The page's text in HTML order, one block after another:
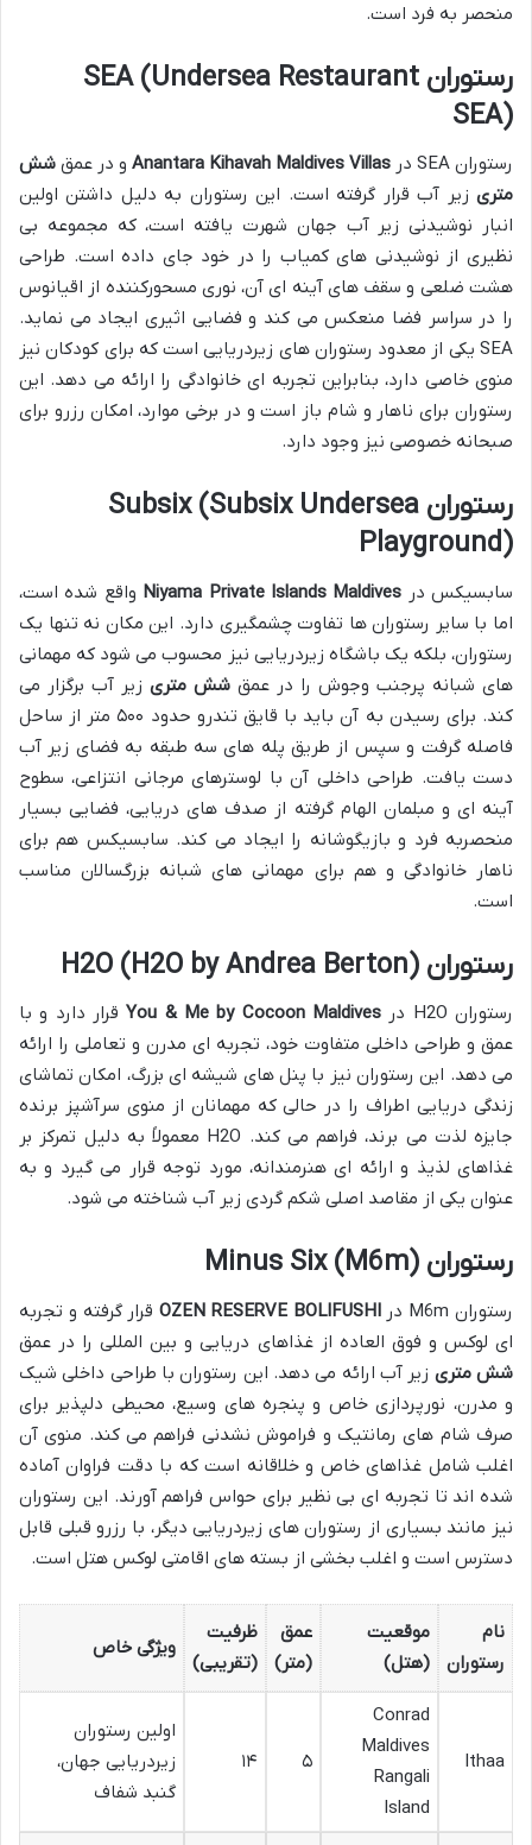
منحصر به فرد است.
رستوران SEA (Undersea Restaurant
SEA)
رستوران SEA در Anantara Kihavah Maldives Villas و در عمق شش
متری زیر آب قرار گرفته است. این رستوران به دلیل داشتن اولین
انبار نوشیدنی زیر آب جهان شهرت یافته است، که مجموعه بی
نظیری از نوشیدنی های کمیاب را در خود جای داده است. طراحی
هشت ضلعی و سقف های آینه ای آن، نوری مسحورکننده از اقیانوس
را در سراسر فضا منعکس می کند و فضایی اثیری ایجاد می نماید.
SEA یکی از معدود رستوران های زیردریایی است که برای کودکان نیز
منوی خاصی دارد، بنابراین تجربه ای خانوادگی را ارائه می دهد. این
رستوران برای ناهار و شام باز است و در برخی موارد، امکان رزرو برای
صبحانه خصوصی نیز وجود دارد.
رستوران Subsix (Subsix Undersea
Playground)
سابسیکس در Niyama Private Islands Maldives واقع شده است،
اما با سایر رستوران ها تفاوت چشمگیری دارد. این مکان نه تنها یک
رستوران، بلکه یک باشگاه زیردریایی نیز محسوب می شود که مهمانی
های شبانه پرجنب وجوش را در عمق شش متری زیر آب برگزار می
کند. برای رسیدن به آن باید با قایق تندرو حدود ۵۰۰ متر از ساحل
فاصله گرفت و سپس از طریق پله های سه طبقه به فضای زیر آب
دست یافت. طراحی داخلی آن با لوسترهای مرجانی انتزاعی، سطوح
آینه ای و مبلمان الهام گرفته از صدف های دریایی، فضایی بسیار
منحصربه فرد و بازیگوشانه را ایجاد می کند. سابسیکس هم برای
ناهار خانوادگی و هم برای مهمانی های شبانه بزرگسالان مناسب
است.
رستوران H2O (H2O by Andrea Berton)
رستوران H2O در You & Me by Cocoon Maldivesقرار دارد و با
عمق و طراحی داخلی متفاوت خود، تجربه ای مدرن و تعاملی را ارائه
می دهد. این رستوران نیز با پنل های شیشه ای بزرگ، امکان تماشای
زندگی دریایی اطراف را در حالی که مهمانان از منوی سرآشپز برنده
جایزه لذت می برند، فراهم می کند. H2O معمولاً به دلیل تمرکز بر
غذاهای لذیذ و ارائه ای هنرمندانه، مورد توجه قرار می گیرد و به
عنوان یکی از مقاصد اصلی شکم گردی زیر آب شناخته می شود.
رستوران Minus Six (M6m)
رستوران M6m در OZEN RESERVE BOLIFUSHIقرار گرفته و تجربه
ای لوکس و فوق العاده از غذاهای دریایی و بین المللی را در عمق
شش متری زیر آب ارائه می دهد. این رستوران با طراحی داخلی شیک
و مدرن، نورپردازی خاص و پنجره های وسیع، محیطی دلپذیر برای
صرف شام های رمانتیک و فراموش نشدنی فراهم می کند. منوی آن
اغلب شامل غذاهای خاص و خلاقانه است که با دقت فراوان آماده
شده اند تا تجربه ای بی نظیر برای حواس فراهم آورند. این رستوران
نیز مانند بسیاری از رستوران های زیردریایی دیگر، با رزرو قبلی قابل
دسترس است و اغلب بخشی از بسته های اقامتی لوکس هتل است.
نام
رستوران
موقعیت
(هتل)
عمق
(متر)
ظرفیت
(تقریبی)
ویژگی خاص
Ithaa
Conrad
Maldives
Rangali
Island
۵ ۱۴
اولین رستوران
زیردریایی جهان،
گنبد شفاف